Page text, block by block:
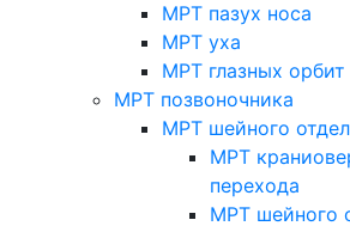
МРТ пазух носа
МРТ уха
МРТ глазных орбит
МРТ позвоночника
МРТ шейного
МРТ
перехода
МРТ шейного